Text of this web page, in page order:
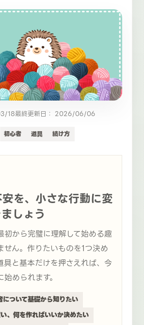
18最終更新日： 2026/06/06
初心者 道具 続け方
を、小さな行動に変
しょう
初から完璧に理解して始める趣
せん。作りたいものを1つ決め
具と基本だけを押さえれば、今
められます。
ついて基礎から知りたい
、何を作ればいいか決めたい